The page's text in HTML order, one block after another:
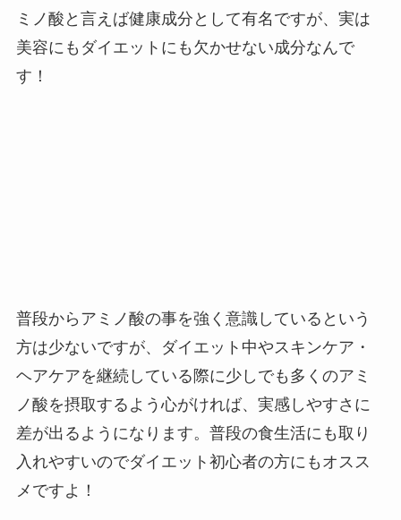
ミノ酸と言えば健康成分として有名ですが、実は
美容にもダイエットにも欠かせない成分なんで
す！
普段からアミノ酸の事を強く意識しているという
方は少ないですが、ダイエット中やスキンケア・
ヘアケアを継続している際に少しでも多くのアミ
ノ酸を摂取するよう心がければ、実感しやすさに
差が出るようになります。普段の食生活にも取り
入れやすいのでダイエット初心者の方にもオスス
メですよ！